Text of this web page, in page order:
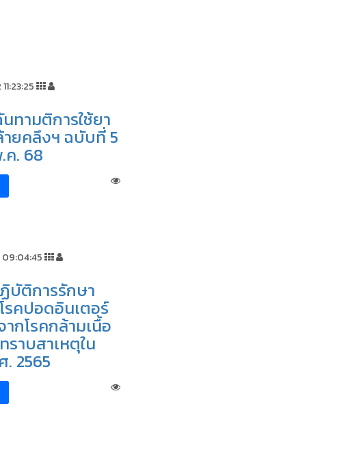
ทามติการใช้ยา
ยคลึงฯ ฉบับที่ 5
ค. 68
บัติการรักษา
รคปอดอินเตอร์
กโรคกล้ามเนื้อ
ราบสาเหตุใน
2565